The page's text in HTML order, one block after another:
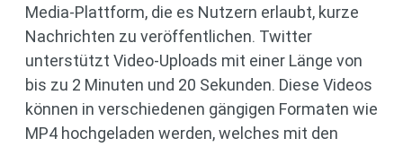
Media-Plattform, die es Nutzern erlaubt, kurze
Nachrichten zu veröffentlichen. Twitter
unterstützt Video-Uploads mit einer Länge von
bis zu 2 Minuten und 20 Sekunden. Diese Videos
können in verschiedenen gängigen Formaten wie
MP4 hochgeladen werden, welches mit den